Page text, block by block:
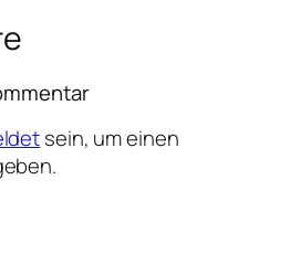
sein, um einen